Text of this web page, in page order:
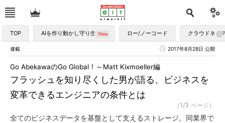
TOP AIを作り動かし守り生かす ロー/ノーコード クラウドネイ
連載 2017年8月28日 公開
フラッシュを知り尽くした男が語る、ビジネスを
変革できるエンジニアの条件とは
Go AbekawaのGo Global！～Matt Kixmoeller編
（1/3 ページ）
全てのビジネスデータを基盤として支えるストレージ。同業界で